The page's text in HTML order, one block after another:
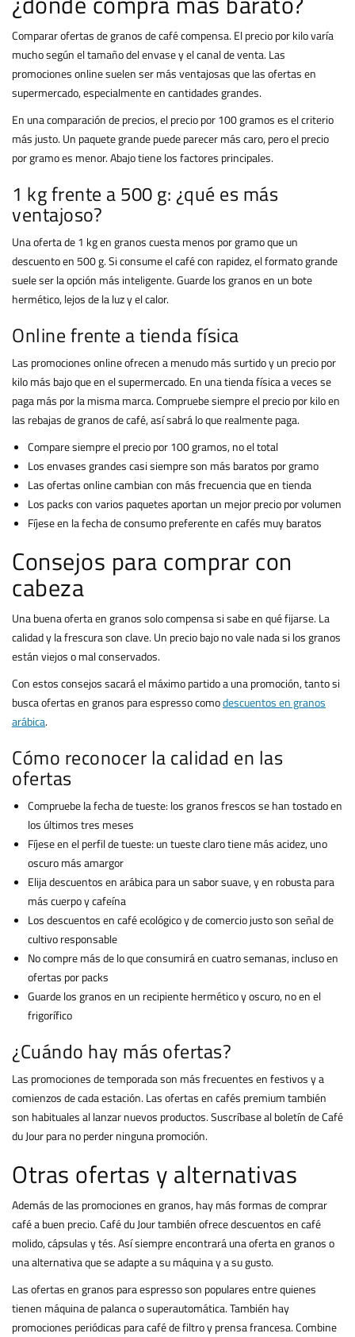
Comparar ofertas de granos de café compensa. El precio por kilo varía
mucho según el tamaño del envase y el canal de venta. Las
promociones online suelen ser más ventajosas que las ofertas en
supermercado, especialmente en cantidades grandes.
En una comparación de precios, el precio por 100 gramos es el criterio
más justo. Un paquete grande puede parecer más caro, pero el precio
por gramo es menor. Abajo tiene los factores principales.
1 kg frente a 500 g: ¿qué es más
ventajoso?
Una oferta de 1 kg en granos cuesta menos por gramo que un
descuento en 500 g. Si consume el café con rapidez, el formato grande
suele ser la opción más inteligente. Guarde los granos en un bote
hermético, lejos de la luz y el calor.
Online frente a tienda física
Las promociones online ofrecen a menudo más surtido y un precio por
kilo más bajo que en el supermercado. En una tienda física a veces se
paga más por la misma marca. Compruebe siempre el precio por kilo en
las rebajas de granos de café, así sabrá lo que realmente paga.
Compare siempre el precio por 100 gramos, no el total
Los envases grandes casi siempre son más baratos por gramo
Las ofertas online cambian con más frecuencia que en tienda
Los packs con varios paquetes aportan un mejor precio por volumen
Fíjese en la fecha de consumo preferente en cafés muy baratos
Consejos para comprar con
cabeza
Una buena oferta en granos solo compensa si sabe en qué fijarse. La
calidad y la frescura son clave. Un precio bajo no vale nada si los granos
están viejos o mal conservados.
Con estos consejos sacará el máximo partido a una promoción, tanto si
busca ofertas en granos para espresso comodescuentos en granos
arábica.
Cómo reconocer la calidad en las
ofertas
Compruebe la fecha de tueste: los granos frescos se han tostado en
los últimos tres meses
Fíjese en el perfil de tueste: un tueste claro tiene más acidez, uno
oscuro más amargor
Elija descuentos en arábica para un sabor suave, y en robusta para
más cuerpo y cafeína
Los descuentos en café ecológico y de comercio justo son señal de
cultivo responsable
No compre más de lo que consumirá en cuatro semanas, incluso en
ofertas por packs
Guarde los granos en un recipiente hermético y oscuro, no en el
frigorífico
¿Cuándo hay más ofertas?
Las promociones de temporada son más frecuentes en festivos y a
comienzos de cada estación. Las ofertas en cafés premium también
son habituales al lanzar nuevos productos. Suscríbase al boletín de Café
du Jour para no perder ninguna promoción.
Otras ofertas y alternativas
Además de las promociones en granos, hay más formas de comprar
café a buen precio. Café du Jour también ofrece descuentos en café
molido, cápsulas y tés. Así siempre encontrará una oferta en granos o
una alternativa que se adapte a su máquina y a su gusto.
Las ofertas en granos para espresso son populares entre quienes
tienen máquina de palanca o superautomática. También hay
promociones periódicas para café de filtro y prensa francesa. Combine